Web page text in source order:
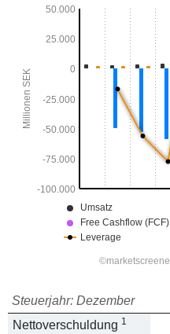
Steuerjahr: Dezember
Nettoverschuldung 1